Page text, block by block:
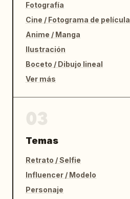
Fotografía
Cine / Fotograma de película
Anime / Manga
Ilustración
Boceto / Dibujo lineal
Ver más
Temas
Retrato / Selfie
Influencer / Modelo
Personaje